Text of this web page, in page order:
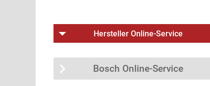
Hersteller Online-Service
Bosch Online-Service